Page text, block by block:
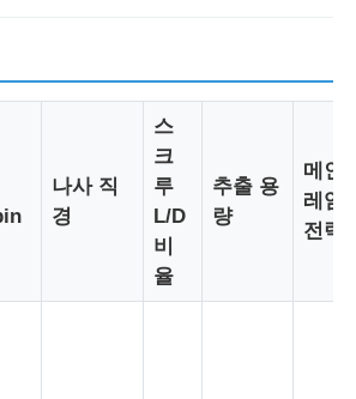
기계
나사 직
경
스
크
루
L/D
비
율
추출 용
량
메인
레임
전력